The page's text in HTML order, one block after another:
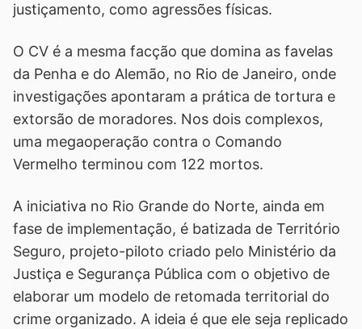
justiçamento, como agressões físicas.
O CV é a mesma facção que domina as favelas
da Penha e do Alemão, no Rio de Janeiro, onde
investigações apontaram a prática de tortura e
extorsão de moradores. Nos dois complexos,
uma megaoperação contra o Comando
Vermelho terminou com 122 mortos.
A iniciativa no Rio Grande do Norte, ainda em
fase de implementação, é batizada de Território
Seguro, projeto-piloto criado pelo Ministério da
Justiça e Segurança Pública com o objetivo de
elaborar um modelo de retomada territorial do
crime organizado. A ideia é que ele seja replicado